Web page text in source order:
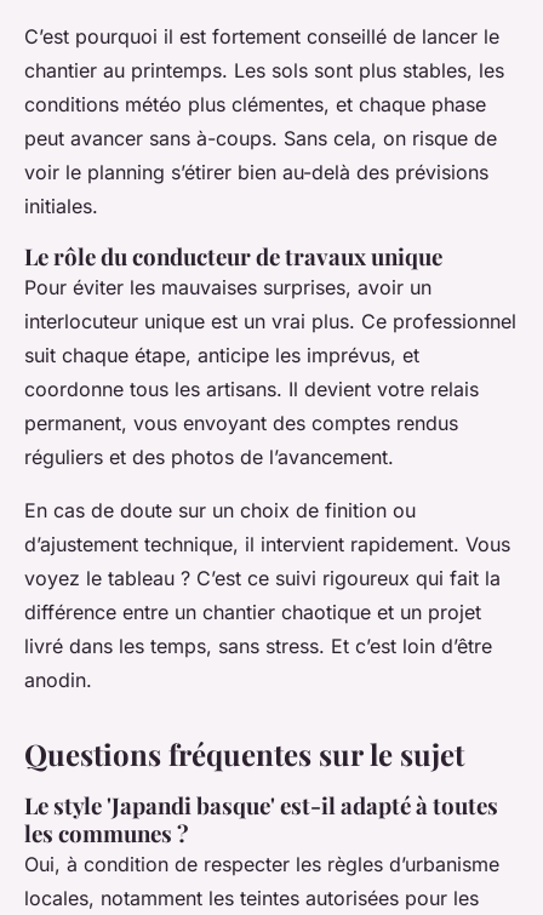
C’est pourquoi il est fortement conseillé de lancer le
chantier au printemps. Les sols sont plus stables, les
conditions météo plus clémentes, et chaque phase
peut avancer sans à-coups. Sans cela, on risque de
voir le planning s’étirer bien au-delà des prévisions
initiales.
Le rôle du conducteur de travaux unique
Pour éviter les mauvaises surprises, avoir un
interlocuteur unique est un vrai plus. Ce professionnel
suit chaque étape, anticipe les imprévus, et
coordonne tous les artisans. Il devient votre relais
permanent, vous envoyant des comptes rendus
réguliers et des photos de l’avancement.
En cas de doute sur un choix de finition ou
d’ajustement technique, il intervient rapidement. Vous
voyez le tableau ? C’est ce suivi rigoureux qui fait la
différence entre un chantier chaotique et un projet
livré dans les temps, sans stress. Et c’est loin d’être
anodin.
Questions fréquentes sur le sujet
Le style 'Japandi basque' est-il adapté à toutes
les communes ?
Oui, à condition de respecter les règles d’urbanisme
locales, notamment les teintes autorisées pour les